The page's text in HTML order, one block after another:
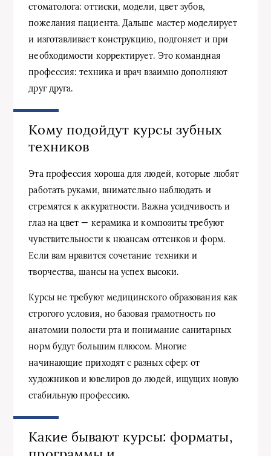
стоматолога: оттиски, модели, цвет зубов,
пожелания пациента. Дальше мастер моделирует
и изготавливает конструкцию, подгоняет и при
необходимости корректирует. Это командная
профессия: техника и врач взаимно дополняют
друг друга.
Кому подойдут курсы зубных
техников
Эта профессия хороша для людей, которые любят
работать руками, внимательно наблюдать и
стремятся к аккуратности. Важна усидчивость и
глаз на цвет — керамика и композиты требуют
чувствительности к нюансам оттенков и форм.
Если вам нравится сочетание техники и
творчества, шансы на успех высоки.
Курсы не требуют медицинского образования как
строгого условия, но базовая грамотность по
анатомии полости рта и понимание санитарных
норм будут большим плюсом. Многие
начинающие приходят с разных сфер: от
художников и ювелиров до людей, ищущих новую
стабильную профессию.
Какие бывают курсы: форматы,